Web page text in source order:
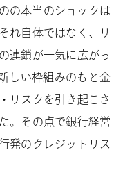
の本当のショックは
れ自体ではなく、リ
連鎖が一気に広がっ
しい枠組みのもと金
リスクを引き起こさ
。その点で銀行経営
発のクレジットリス